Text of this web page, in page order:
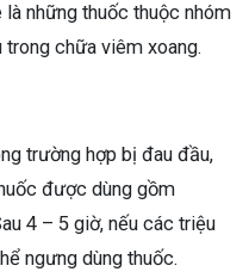
những thuốc thuộc nhóm
chữa viêm xoang.
trường hợp bị đau đầu,
được dùng gồm
4 – 5 giờ, nếu các triệu
ngưng dùng thuốc.